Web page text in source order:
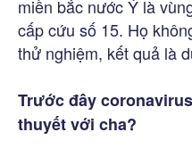
miền bắc nước Ý là
cấp cứu số 15. Họ
thử nghiệm, kết quả là
Trước đây
thuyết với cha?